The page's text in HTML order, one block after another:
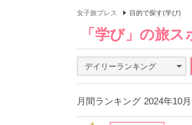
女子旅プレス 目的で探す(学び)
「学び」の旅
デイリーランキング
月間ランキング 2024年10